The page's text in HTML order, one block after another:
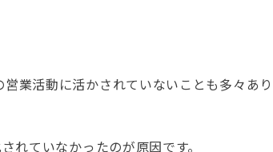
業活動に活かされていないことも多々あり
れていなかったのが原因です。